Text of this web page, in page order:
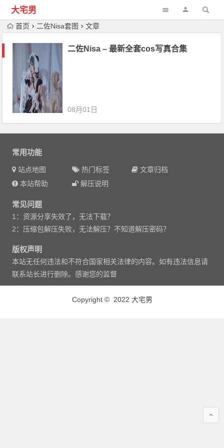
大宅男
首页 二佐Nisa套图 文章
二佐Nisa – 最新全套cos写真合集
08月01日
常用功能
站点地图 热门标签
文章归档
本站帮助
解压说明
常见问题
1：资源分享失效了，无法下载？
2：压缩包解压失败，无法解压？不知道解压密码？
版权声明
本站无任何违法和不符合国家相关法律的内容。如有违法信息请
联系站长进行删除。感谢您的监督
Copyright © 2022 大宅男